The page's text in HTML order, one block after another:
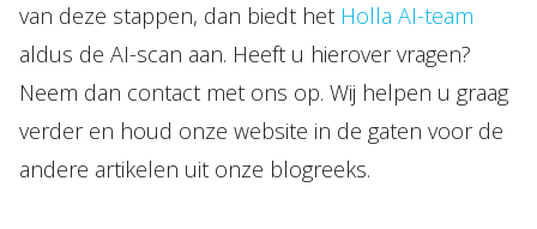
van deze stappen, dan biedt het Holla AI-team
aldus de AI-scan aan. Heeft u hierover vragen?
Neem dan contact met ons op. Wij helpen u graag
verder en houd onze website in de gaten voor de
andere artikelen uit onze blogreeks.